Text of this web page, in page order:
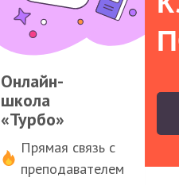
Онлайн-
школа
«Турбо»
Прямая связь с
преподавателем